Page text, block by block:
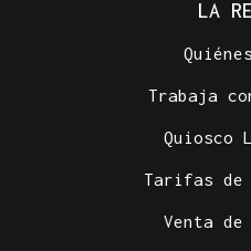
LA
Trabaja
Quiosco
Tarifas de
Venta de